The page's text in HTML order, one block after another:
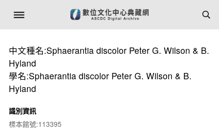
中文種名:Sphaerantia discolor Peter G. Wilson & B.
Hyland
學名:Sphaerantia discolor Peter G. Wilson & B.
Hyland
識別資訊
標本館號:113395